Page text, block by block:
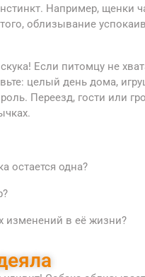
Например, щенки
облизывание
Если питомцу не
целый день дома,
Переезд, гости или
остается одна?
изменений в её жизни?